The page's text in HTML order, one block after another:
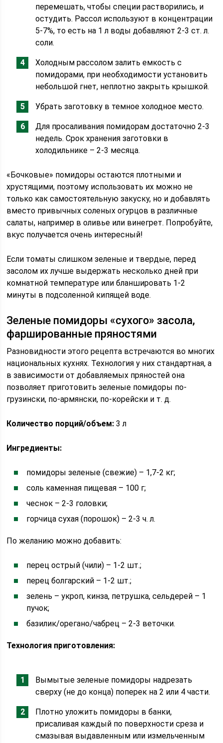
перемешать, чтобы специи растворились, и
остудить. Рассол используют в концентрации
5-7%, то есть на 1 л воды добавляют 2-3 ст. л.
соли.
Холодным рассолом залить емкость с
помидорами, при необходимости установить
небольшой гнет, неплотно закрыть крышкой.
Убрать заготовку в темное холодное место.
Для просаливания помидорам достаточно 2-3
недель. Срок хранения заготовки в
холодильнике – 2-3 месяца.
«Бочковые» помидоры остаются плотными и
хрустящими, поэтому использовать их можно не
только как самостоятельную закуску, но и добавлять
вместо привычных соленых огурцов в различные
салаты, например в оливье или винегрет. Попробуйте,
вкус получается очень интересный!
Если томаты слишком зеленые и твердые, перед
засолом их лучше выдержать несколько дней при
комнатной температуре или бланшировать 1-2
минуты в подсоленной кипящей воде.
Зеленые помидоры «сухого» засола,
фаршированные пряностями
Разновидности этого рецепта встречаются во многих
национальных кухнях. Технология у них стандартная, а
в зависимости от добавляемых пряностей она
позволяет приготовить зеленые помидоры по-
грузински, по-армянски, по-корейски и т. д.
Количество порций/объем: 3 л
Ингредиенты:
помидоры зеленые (свежие) – 1,7-2 кг;
соль каменная пищевая – 100 г;
чеснок – 2-3 головки;
горчица сухая (порошок) – 2-3 ч. л.
По желанию можно добавить:
перец острый (чили) – 1-2 шт.;
перец болгарский – 1-2 шт.;
зелень – укроп, кинза, петрушка, сельдерей – 1
пучок;
базилик/орегано/чабрец – 2-3 веточки.
Технология приготовления:
Вымытые зеленые помидоры надрезать
сверху (не до конца) поперек на 2 или 4 части.
Плотно уложить помидоры в банки,
присаливая каждый по поверхности среза и
смазывая выдавленным или измельченным